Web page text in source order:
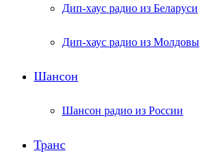
Дип-хаус радио из Беларуси
Дип-хаус радио из Молдовы
Шансон
Шансон радио из России
Транс